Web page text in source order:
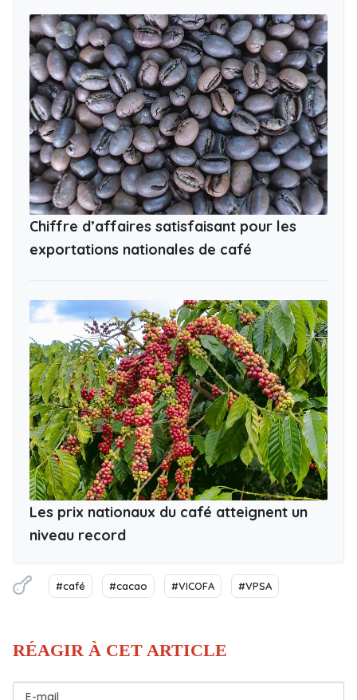
Chiffre d’affaires satisfaisant pour les
exportations nationales de café
Les prix nationaux du café atteignent un
niveau record
#café #cacao #VICOFA #VPSA